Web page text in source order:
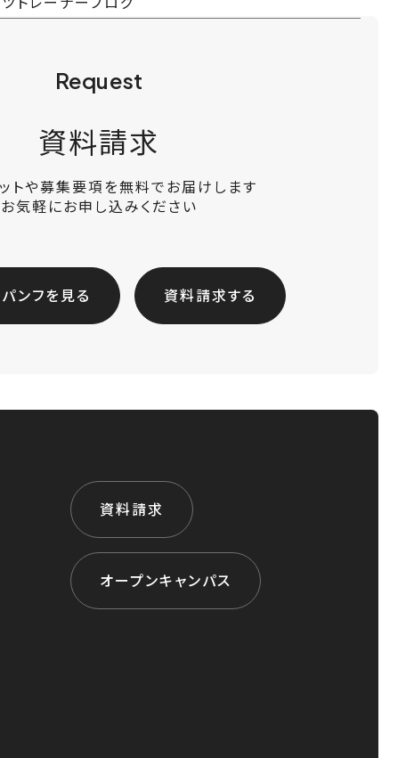
Request
資料請求
トや募集要項を無料でお届けします
お気軽にお申し込みください
ンフを見る 資料請求する
資料請求
オープンキャンパス